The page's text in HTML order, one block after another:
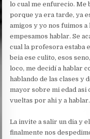
lo cual me enfurecio. Me
porque ya era tarde, ya
amigos y yo nos fuimos
empesamos hablar. Se
cual la profesora estaba
beia ese culito, esos
loco, me decidí a hablar
hablando de las clases y
mayor sobre mi edad asi
vueltas por ahi y a hablar.
La invite a salir un dia y
finalmente nos